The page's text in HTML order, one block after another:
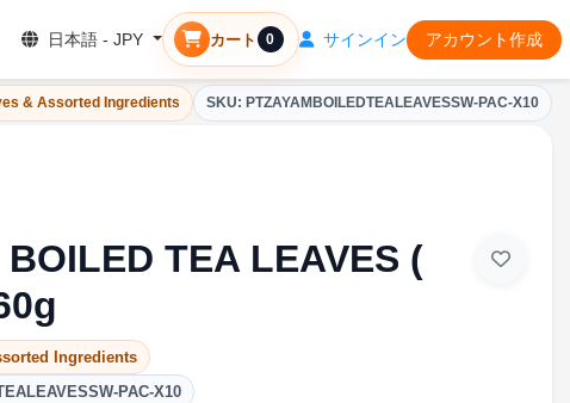
日本語 - JPY カート 0 サインイン アカウント作成
& Assorted Ingredients SKU: PTZAYAMBOILEDTEALEAVESSW-PAC-X10
BOILED TEA LEAVES (
Ingredients
PAC-X10